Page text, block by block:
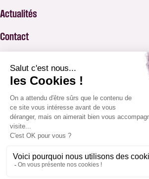
Actualités
Contact
BILLETTERIE
APPLICATION SAXV
BOUTIQUE
ABONNEMENTS